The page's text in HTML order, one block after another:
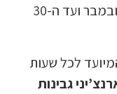
יוגש בכל סניפי הרשת החל מה-1 בנובמבר ועד ה-30
לכל שעות
גבינות